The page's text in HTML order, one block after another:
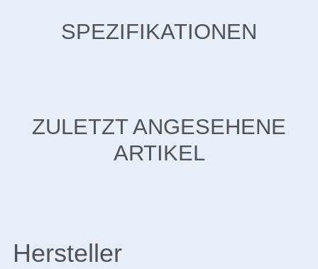
SPEZIFIKATIONEN
ZULETZT ANGESEHENE
ARTIKEL
Hersteller